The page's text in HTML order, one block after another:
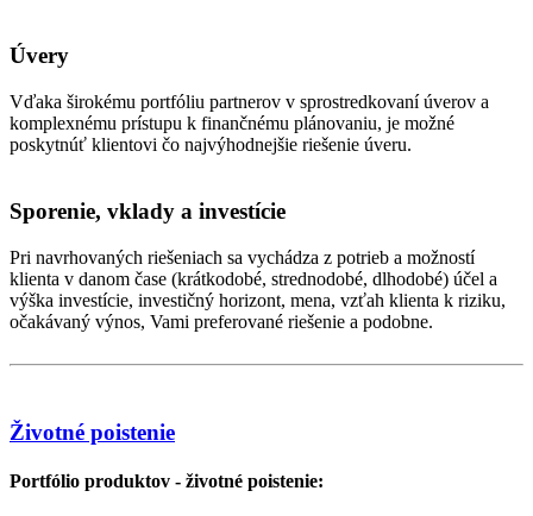
Úvery
Vďaka širokému portfóliu partnerov v sprostredkovaní úverov a
komplexnému prístupu k finančnému plánovaniu, je možné
poskytnúť klientovi čo najvýhodnejšie riešenie úveru.
Sporenie, vklady a investície
Pri navrhovaných riešeniach sa vychádza z potrieb a možností
klienta v danom čase (krátkodobé, strednodobé, dlhodobé) účel a
výška investície, investičný horizont, mena, vzťah klienta k riziku,
očakávaný výnos, Vami preferované riešenie a podobne.
Životné poistenie
Portfólio produktov - životné poistenie: